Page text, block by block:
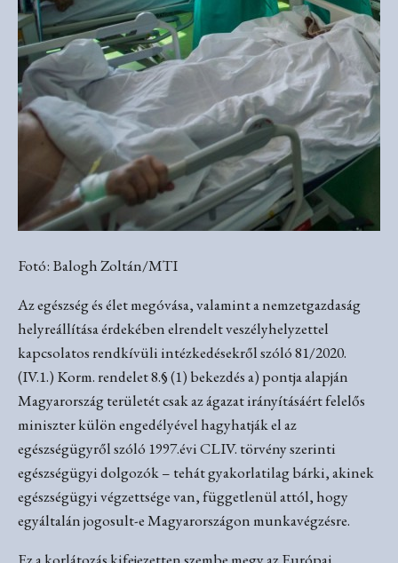
Fotó: Balogh Zoltán/MTI
Az egészség és élet megóvása, valamint a nemzetgazdaság
helyreállítása érdekében elrendelt veszélyhelyzettel
kapcsolatos rendkívüli intézkedésekről szóló 81/2020.
(IV.1.) Korm. rendelet 8.§ (1) bekezdés a) pontja alapján
Magyarország területét csak az ágazat irányításáért felelős
miniszter külön engedélyével hagyhatják el az
egészségügyről szóló 1997.évi CLIV. törvény szerinti
egészségügyi dolgozók – tehát gyakorlatilag bárki, akinek
egészségügyi végzettsége van, függetlenül attól, hogy
egyáltalán jogosult-e Magyarországon munkavégzésre.